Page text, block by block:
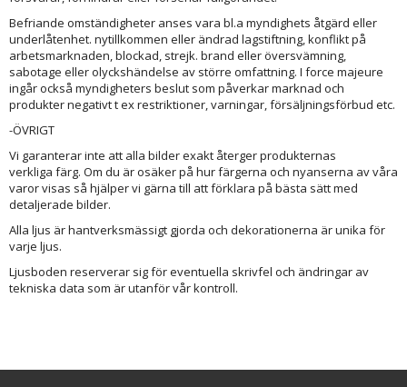
Befriande omständigheter anses vara bl.a myndighets åtgärd eller
underlåtenhet. nytillkommen eller ändrad lagstiftning, konflikt på
arbetsmarknaden, blockad, strejk. brand eller översvämning,
sabotage eller olyckshändelse av större omfattning. I force majeure
ingår också myndigheters beslut som påverkar marknad och
produkter negativt t ex restriktioner, varningar, försäljningsförbud etc.
-ÖVRIGT
Vi garanterar inte att alla bilder exakt återger produkternas
verkliga färg. Om du är osäker på hur färgerna och nyanserna av våra
varor visas så hjälper vi gärna till att förklara på bästa sätt med
detaljerade bilder.
Alla ljus är hantverksmässigt gjorda och dekorationerna är unika för
varje ljus.
Ljusboden reserverar sig för eventuella skrivfel och ändringar av
tekniska data som är utanför vår kontroll.